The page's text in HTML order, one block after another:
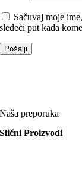
Sačuvaj moje
sledeći put kada
Naša preporuka
Slični Proizvodi